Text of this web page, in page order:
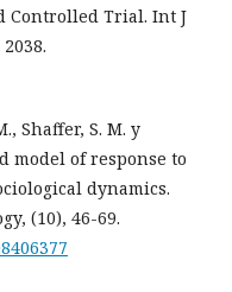
Controlled Trial. Int J
Shaffer, S. M. y
model of response to
dynamics.
(10), 46-69.